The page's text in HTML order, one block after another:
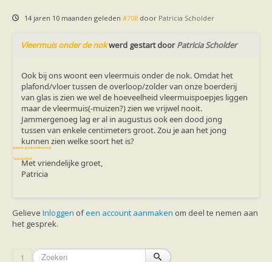
Ik ben op zoek naar een detector
Ecologie en soorten
Voedsel en jagen
Soorten
Baardvleermuis
Bechsteins vleermuis
Bosvleermuis
Brandt's vleermuis
Bruine of gewone grootoorvleermuis
Franjestaart
Grijze grootoorvleermuis
Laatvlieger
Rosse vleermuis
Gewone grootoorvleermuis
Paul van Hoof
14 jaren 10 maanden geleden #708 door Patricia Scholder
Vleermuis onder de nokwerd gestart doorPatricia Scholder
Ook bij ons woont een vleermuis onder de nok. Omdat het
plafond/vloer tussen de overloop/zolder van onze boerderij
van glas is zien we wel de hoeveelheid vleermuispoepjes liggen
maar de vleermuis(-muizen?) zien we vrijwel nooit.
Jammergenoeg lag er al in augustus ook een dood jong
tussen van enkele centimeters groot. Zou je aan het jong
kunnen zien welke soort het is?
Met vriendelijke groet,
Patricia
Gelieve Inloggen ofeen account aanmaken om deel te nemen aan
het gesprek.
1